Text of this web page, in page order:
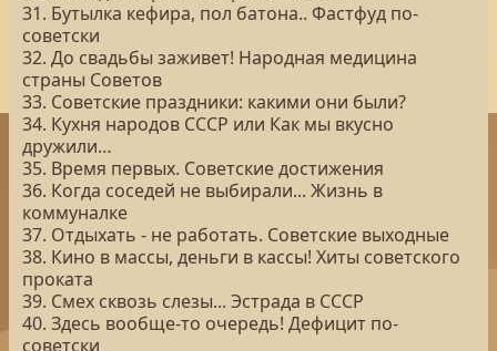
31. Бутылка кефира, пол батона.. Фастфуд по-
советски
32. До свадьбы заживет! Народная медицина
страны Советов
33. Советские праздники: какими они были?
34. Кухня народов СССР или Как мы вкусно
дружили…
35. Время первых. Советские достижения
36. Когда соседей не выбирали... Жизнь в
коммуналке
37. Отдыхать - не работать. Советские выходные
38. Кино в массы, деньги в кассы! Хиты советского
проката
39. Смех сквозь слезы... Эстрада в СССР
40. Здесь вообще-то очередь! Дефицит по-
советски